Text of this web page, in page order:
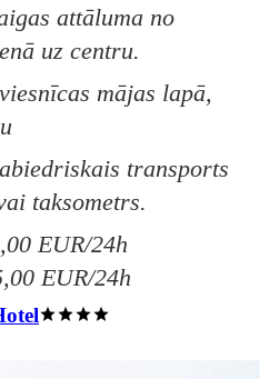
attāluma no
uz centru.
mājas lapā,
transports
taksometrs.
EUR/24h
EUR/24h